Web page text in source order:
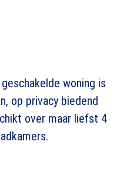
woning is
op privacy biedend
over maar liefst 4